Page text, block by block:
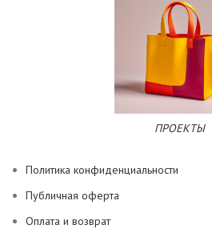
ПРОЕКТЫ
Политика конфиденциальности
Публичная оферта
Оплата и возврат